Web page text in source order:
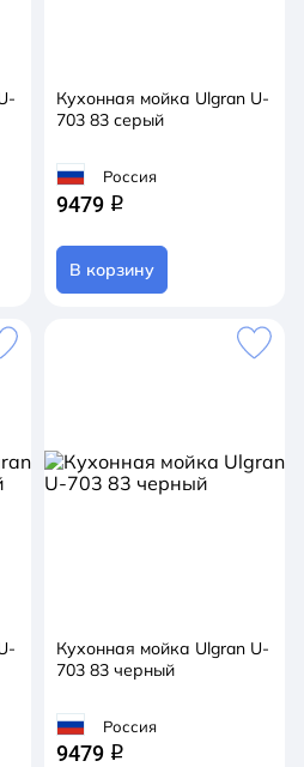
Кухонная мойка Ulgran U-
703 83 серый
Россия
9479 q
В корзину
Кухонная мойка Ulgran U-
703 83 черный
Россия
9479 q